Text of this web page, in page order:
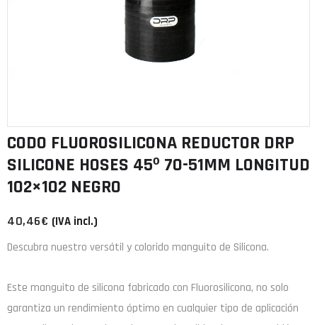
CODO FLUOROSILICONA REDUCTOR DRP
SILICONE HOSES 45º 70-51MM LONGITUD
102×102 NEGRO
40,46€ (IVA incl.)
Descubra nuestro versátil y colorido manguito de Silicona.
Este manguito de silicona fabricado con Fluorosilicona, no solo
garantiza un rendimiento óptimo en cualquier tipo de aplicación